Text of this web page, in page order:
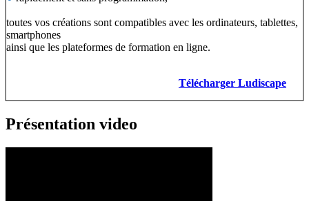
toutes vos créations sont compatibles avec les ordinateurs, tablettes,
smartphones
ainsi que les plateformes de formation en ligne.
Télécharger Ludiscape
Présentation video